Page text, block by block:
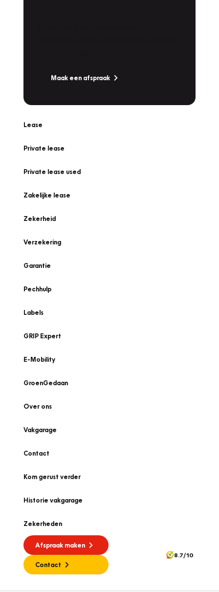
Maak een afspraak
Lease
Private lease
Private lease used
Zakelijke lease
Zekerheid
Verzekering
Garantie
Pechhulp
Labels
GRIP Expert
E-Mobility
GroenGedaan
Over ons
Vakgarage
Contact
Kom gerust verder
Historie vakgarage
Zekerheden
Afspraak maken
Contact
8.7/10